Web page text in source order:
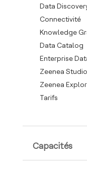
Data
Connectivité
Knowledge
Data Catalog
Enterprise
Zeenea Studio
Zeenea
Tarifs
Capacités